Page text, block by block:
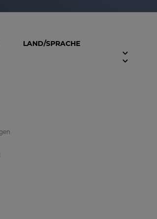
LAND/SPRACHE